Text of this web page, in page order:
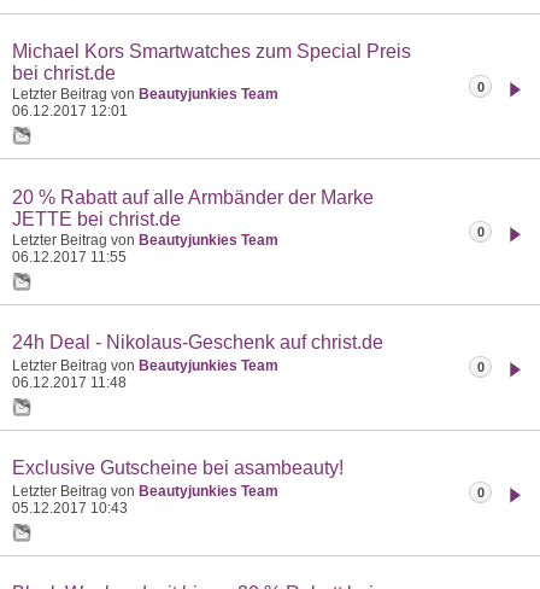
Michael Kors Smartwatches zum Special Preis
bei christ.de
Letzter Beitrag von Beautyjunkies Team
06.12.2017 12:01
0
20 % Rabatt auf alle Armbänder der Marke
JETTE bei christ.de
Letzter Beitrag von Beautyjunkies Team
06.12.2017 11:55
0
24h Deal - Nikolaus-Geschenk auf christ.de
Letzter Beitrag von Beautyjunkies Team
06.12.2017 11:48
0
Exclusive Gutscheine bei asambeauty!
Letzter Beitrag von Beautyjunkies Team
05.12.2017 10:43
0